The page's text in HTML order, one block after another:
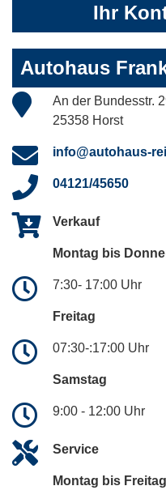
Ihr
Autohaus
An der Bundesstr.
25358 Horst
info@autohaus-
04121/45650
Verkauf
Montag bis
7:30- 17:00 Uhr
Freitag
07:30-:17:00 Uhr
Samstag
9:00 - 12:00 Uhr
Service
Montag bis Freitag